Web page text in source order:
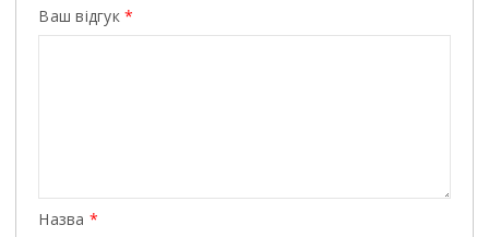
Ваш відгук*
Назва *